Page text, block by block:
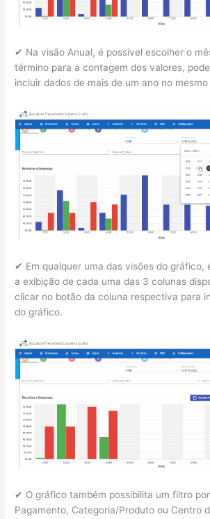
✔ Na visão Anual, é possível escolher o
término para a contagem dos valores,
incluir dados de mais de um ano no
✔ Em qualquer uma das visões do gráfico,
a exibição de cada uma das 3 colunas
clicar no botão da coluna respectiva para
do gráfico.
✔ O gráfico também possibilita um filtro
Pagamento, Categoria/Produto ou Centro